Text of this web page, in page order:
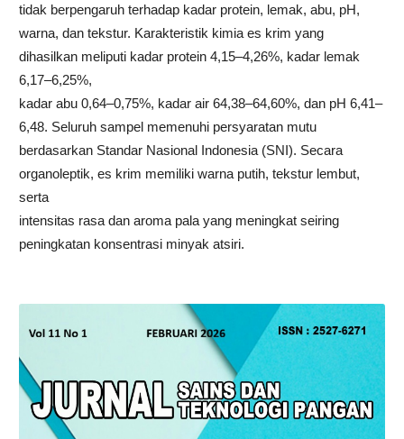
tidak berpengaruh terhadap kadar protein, lemak, abu, pH,
warna, dan tekstur. Karakteristik kimia es krim yang
dihasilkan meliputi kadar protein 4,15–4,26%, kadar lemak
6,17–6,25%,
kadar abu 0,64–0,75%, kadar air 64,38–64,60%, dan pH 6,41–
6,48. Seluruh sampel memenuhi persyaratan mutu
berdasarkan Standar Nasional Indonesia (SNI). Secara
organoleptik, es krim memiliki warna putih, tekstur lembut,
serta
intensitas rasa dan aroma pala yang meningkat seiring
peningkatan konsentrasi minyak atsiri.